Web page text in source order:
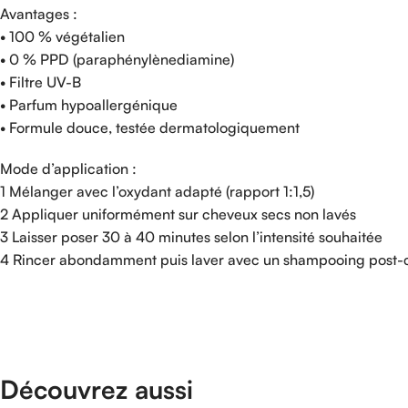
Avantages :
• 100 % végétalien
• 0 % PPD (paraphénylènediamine)
• Filtre UV-B
• Parfum hypoallergénique
• Formule douce, testée dermatologiquement
Mode d’application :
1 Mélanger avec l’oxydant adapté (rapport 1:1,5)
2 Appliquer uniformément sur cheveux secs non lavés
3 Laisser poser 30 à 40 minutes selon l’intensité souhaitée
4 Rincer abondamment puis laver avec un shampooing
Découvrez aussi